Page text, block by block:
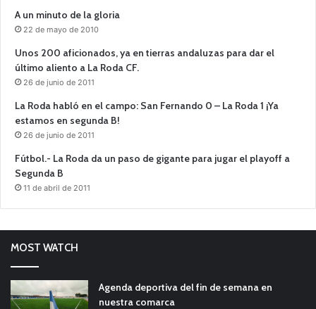
A un minuto de la gloria
22 de mayo de 2010
Unos 200 aficionados, ya en tierras andaluzas para dar el
último aliento a La Roda CF.
26 de junio de 2011
La Roda habló en el campo: San Fernando 0 – La Roda 1 ¡Ya
estamos en segunda B!
26 de junio de 2011
Fútbol.- La Roda da un paso de gigante para jugar el playoff a
Segunda B
11 de abril de 2011
MOST WATCH
Agenda deportiva del fin de semana en
nuestra comarca